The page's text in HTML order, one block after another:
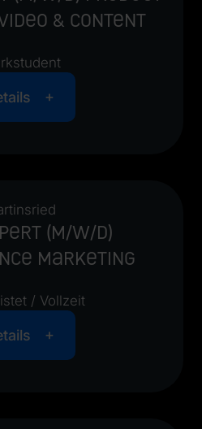
& Content
(m/w/d)
Marketing
/ Vollzeit